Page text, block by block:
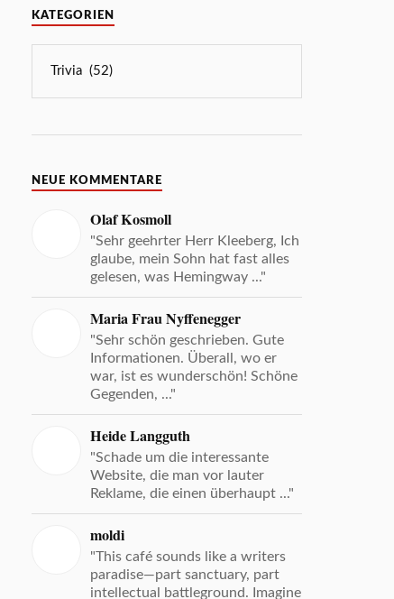
KATEGORIEN
NEUE KOMMENTARE
Olaf Kosmoll
"Sehr geehrter Herr Kleeberg, Ich
glaube, mein Sohn hat fast alles
gelesen, was Hemingway ..."
Maria Frau Nyffenegger
"Sehr schön geschrieben. Gute
Informationen. Überall, wo er
war, ist es wunderschön! Schöne
Gegenden, ..."
Heide Langguth
"Schade um die interessante
Website, die man vor lauter
Reklame, die einen überhaupt ..."
moldi
"This café sounds like a writers
paradise—part sanctuary, part
intellectual battleground. Imagine